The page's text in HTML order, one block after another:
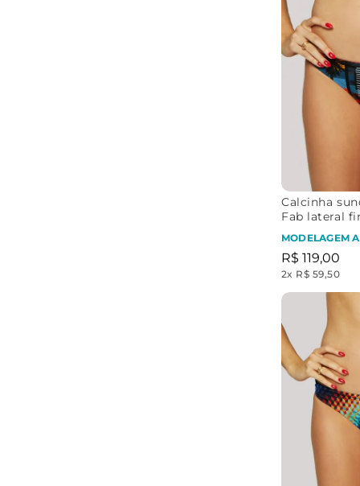
Calcinha
Fab lateral
Tropical
MODELAGEM
R$ 119,00
2x R$ 59,50